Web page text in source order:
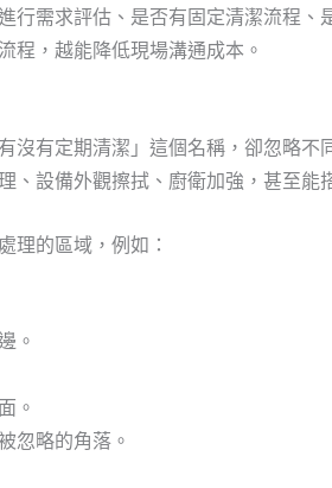
行需求評估、是否有固定清潔流程
程，越能降低現場溝通成本。
沒有定期清潔」這個名稱，卻忽略
、設備外觀擦拭、廚衛加強，甚至能
理的區域，例如：
。
。
忽略的角落。